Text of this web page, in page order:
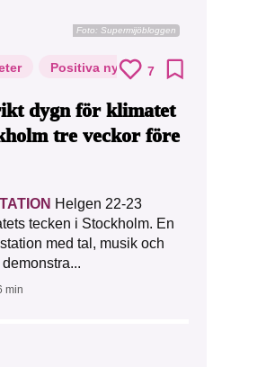
Foto: Supermijöbloggen
Positiva nyheter7
dygn för klimatet
tre veckor före
Helgen 22-23
tecken i Stockholm. En
med tal, musik och
min